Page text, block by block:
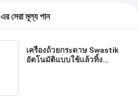
এর সেরা মূল্য পান
เครื่องถ้วยกระดาษ Swastik
อัตโนมัติแบบใช้แล้วทิ้ง